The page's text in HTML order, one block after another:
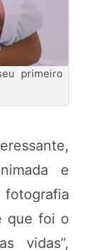
primeiro
e
fotografia
que foi o
vidas”,